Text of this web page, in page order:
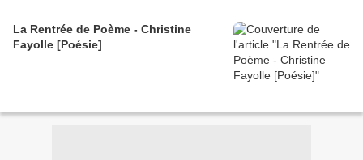
La Rentrée de Poème - Christine
Fayolle [Poésie]